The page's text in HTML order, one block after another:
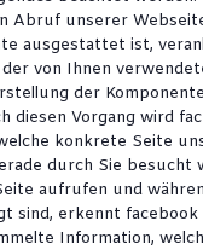
Abruf unserer
ausgestattet ist,
von Ihnen
der
diesen Vorgang wird
konkrete Seite
durch Sie besucht
aufrufen und
sind, erkennt
Information,